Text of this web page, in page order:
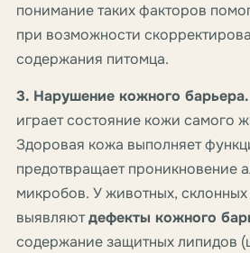
понимание таких факторов
при возможности
содержания питомца.
3. Нарушение кожного барьера.
играет состояние кожи самого
Здоровая кожа выполняет
предотвращает проникновение
микробов. У животных, склонных
выявляютдефекты кожного
содержание защитных липидов